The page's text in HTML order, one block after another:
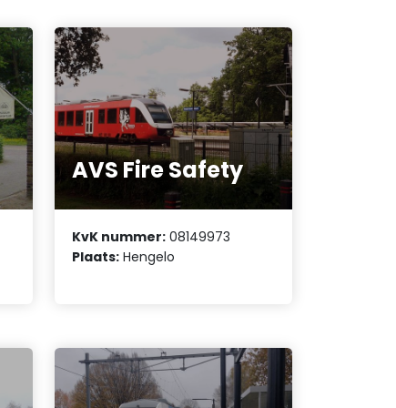
AVS Fire Safety
KvK nummer: 08149973
Plaats: Hengelo